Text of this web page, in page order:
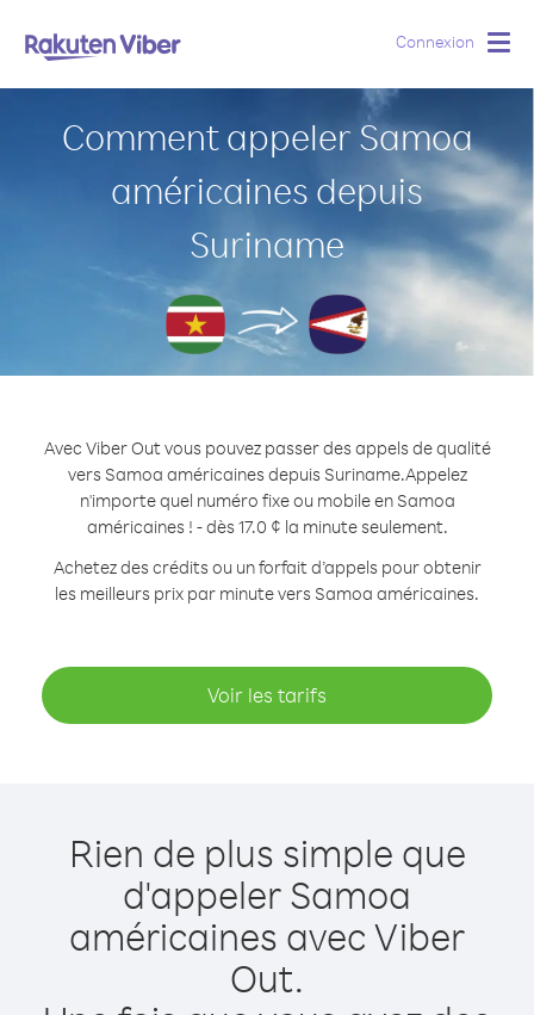
Connexion
Comment appeler Samoa
américaines depuis
Suriname
Avec Viber Out vous pouvez passer des appels de qualité
vers Samoa américaines depuis Suriname.Appelez
n'importe quel numéro fixe ou mobile en Samoa
américaines ! - dès 17.0 ¢ la minute seulement.
Achetez des crédits ou un forfait d’appels pour obtenir
les meilleurs prix par minute vers Samoa américaines.
Voir les tarifs
Rien de plus simple que
d'appeler Samoa
américaines avec Viber
Out.